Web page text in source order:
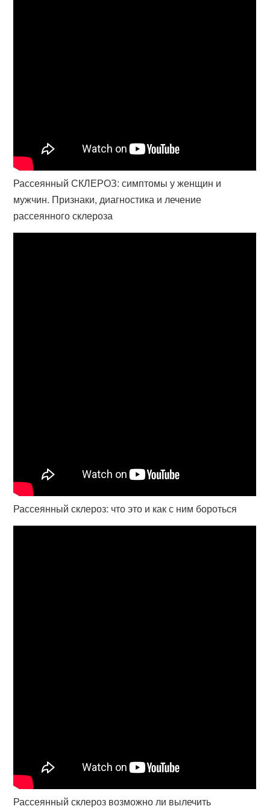
Рассеянный СКЛЕРОЗ: симптомы у женщин и
мужчин. Признаки, диагностика и лечение
рассеянного склероза
Рассеянный склероз: что это и как с ним бороться
Рассеянный склероз возможно ли вылечить